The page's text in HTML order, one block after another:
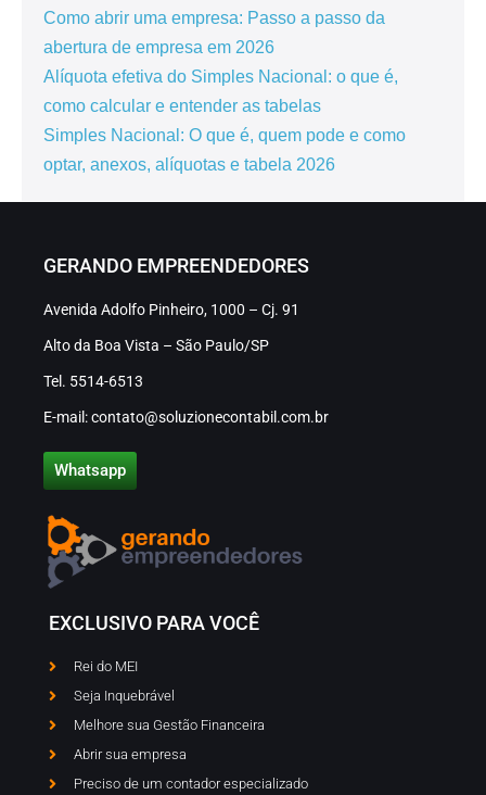
Como abrir uma empresa: Passo a passo da
abertura de empresa em 2026
Alíquota efetiva do Simples Nacional: o que é,
como calcular e entender as tabelas
Simples Nacional: O que é, quem pode e como
optar, anexos, alíquotas e tabela 2026
GERANDO EMPREENDEDORES
Avenida Adolfo Pinheiro, 1000 – Cj. 91
Alto da Boa Vista – São Paulo/SP
Tel. 5514-6513
E-mail: contato@soluzionecontabil.com.br
Whatsapp
EXCLUSIVO PARA VOCÊ
Rei do MEI
Seja Inquebrável
Melhore sua Gestão Financeira
Abrir sua empresa
Preciso de um contador especializado